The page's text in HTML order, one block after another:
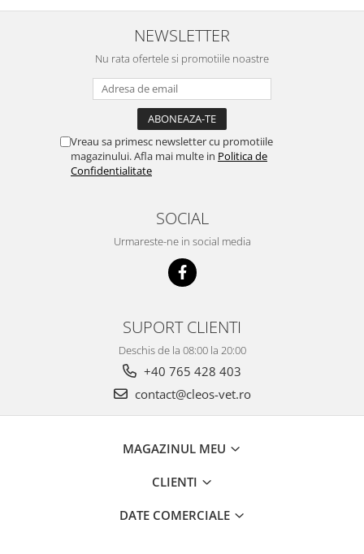
NEWSLETTER
Nu rata ofertele si promotiile noastre
Vreau sa primesc newsletter cu promotiile
magazinului. Afla mai multe in Politica de
Confidentialitate
SOCIAL
Urmareste-ne in social media
SUPORT CLIENTI
Deschis de la 08:00 la 20:00
+40 765 428 403
contact@cleos-vet.ro
MAGAZINUL MEU
CLIENTI
DATE COMERCIALE